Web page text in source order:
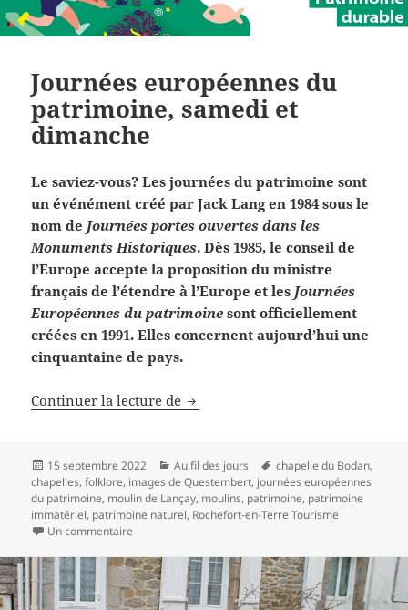
Journées européennes du
patrimoine, samedi et
dimanche
Le saviez-vous? Les journées du patrimoine sont
un événément créé par Jack Lang en 1984 sous le
nom de Journées portes ouvertes dans les
Monuments Historiques. Dès 1985, le conseil de
l’Europe accepte la proposition du ministre
français de l’étendre à l’Europe et les Journées
Européennes du patrimoine sont officiellement
créées en 1991. Elles concernent aujourd’hui une
cinquantaine de pays.
Continuer la lecture de Journées européennes du
Publié
le
15 septembre 2022 Catégories
Au fil des jours
Mots-
clés
chapelle du Bodan,
chapelles,folklore, images de Questembert, journées européennes
du patrimoine, moulin de Lançay, moulins, patrimoine, patrimoine
immatériel, patrimoine naturel, Rochefort-en-Terre Tourisme
Un commentaire